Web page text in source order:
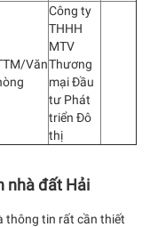
Văn
Công ty
THHH
MTV
Thương
mại Đầu
tư Phát
triển Đô
thị
nhà đất Hải
thông tin rất cần thiết